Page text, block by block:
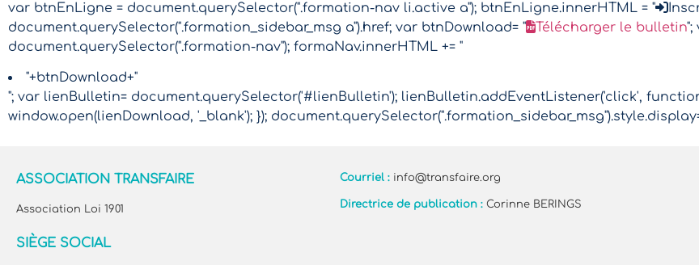
var btnEnLigne = document.querySelector(".formation-nav li.active a"); btnEnLigne.innerHTML = "
document.querySelector(".formation_sidebar_msg a").href; var btnDownload= "
Télécharger le bulletin";
document.querySelector(".formation-nav"); formaNav.innerHTML += "
"+btnDownload+"
"; var lienBulletin= document.querySelector('#lienBulletin'); lienBulletin.addEventListener('click',
window.open(lienDownload, '_blank'); });
ASSOCIATION TRANSFAIRE
Association Loi 1901
SIÈGE SOCIAL
Courriel : info@transfaire.org
Directrice de publication : Corinne BERINGS